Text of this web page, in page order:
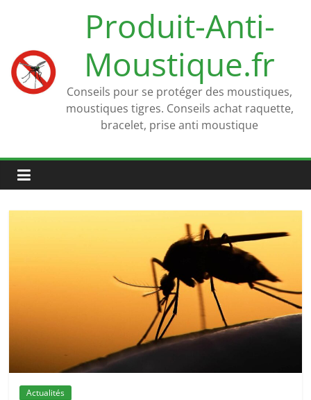
Produit-Anti-
Moustique.fr
Conseils pour se protéger des moustiques,
moustiques tigres. Conseils achat raquette,
bracelet, prise anti moustique
Actualités